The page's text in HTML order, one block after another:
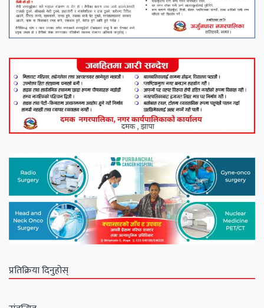
प्रतिक्रिया दिनुहोस्